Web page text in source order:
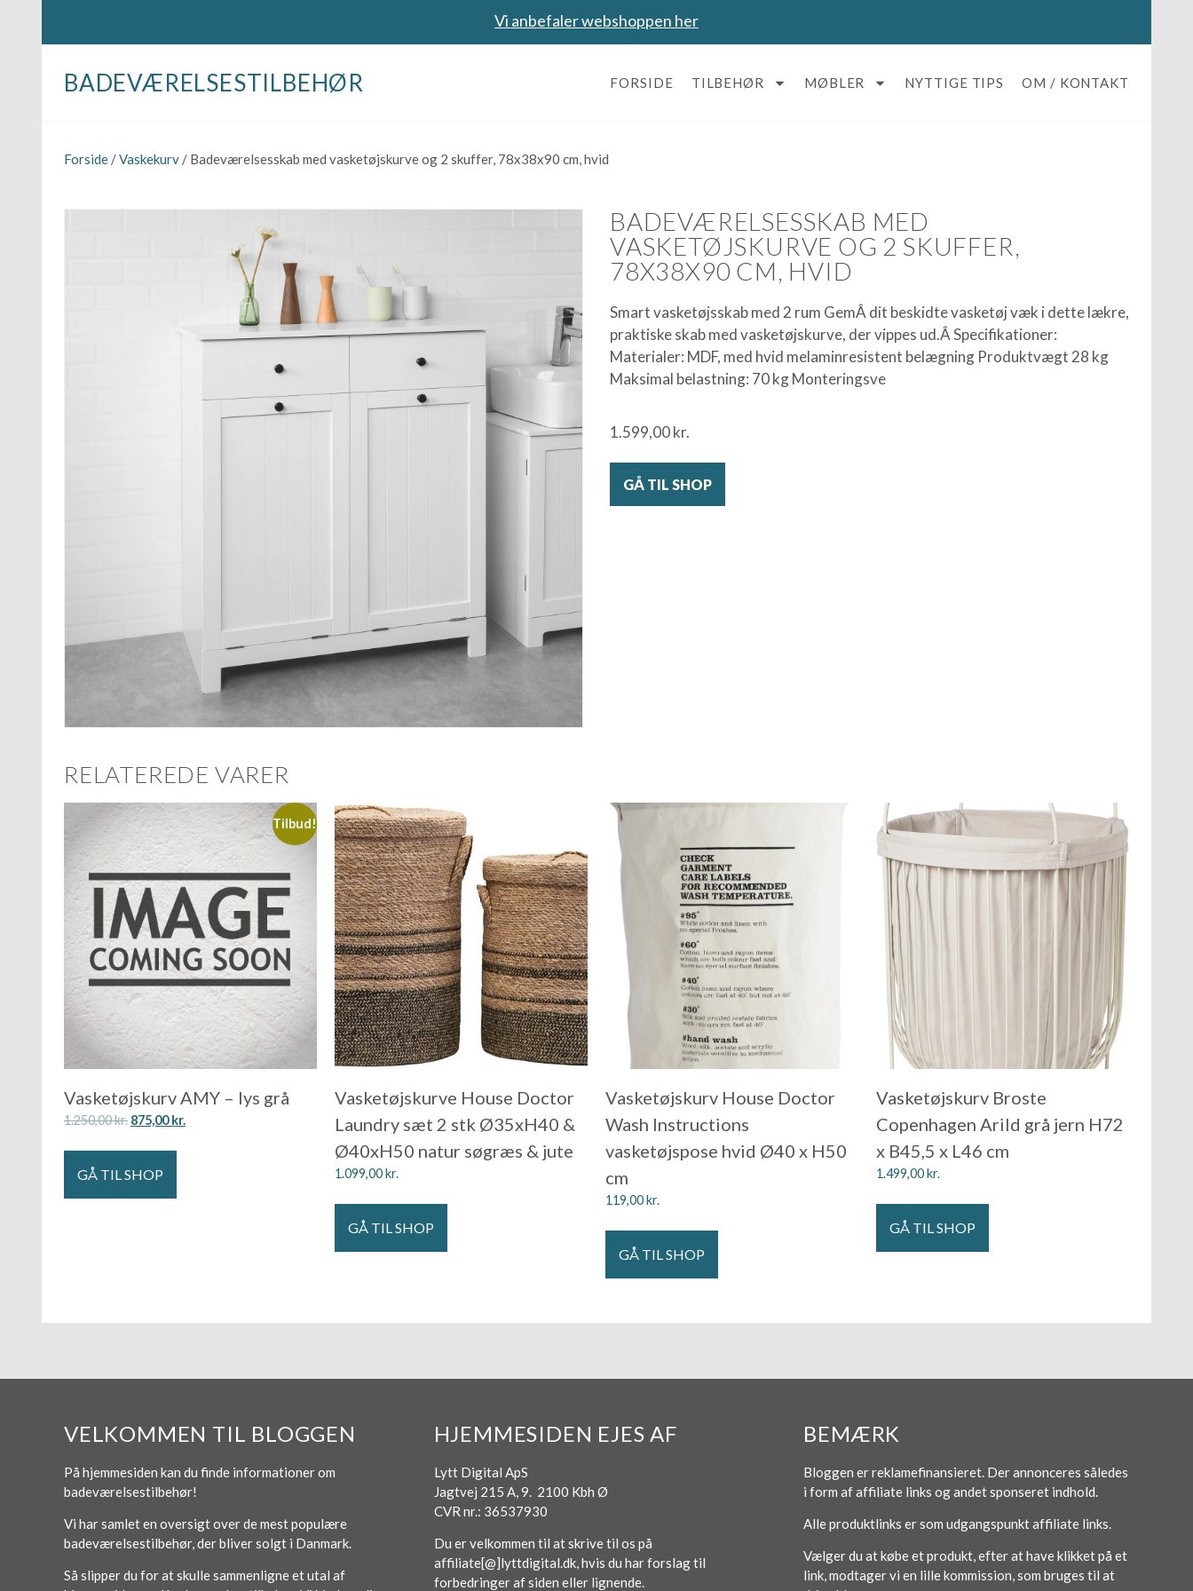
Vi anbefaler webshoppen her
BADEVÆRELSESTILBEHØR FORSIDE TILBEHØR MØBLER NYTTIGE TIPS OM / KONTAKT
Forside /Vaskekurv / Badeværelsesskab med vasketøjskurve og 2 skuffer, 78x38x90 cm, hvid
BADEVÆRELSESSKAB MED
VASKETØJSKURVE OG 2 SKUFFER,
78X38X90 CM, HVID
Smart vasketøjsskab med 2 rum GemÂ dit beskidte vasketøj væk i dette lækre,
praktiske skab med vasketøjskurve, der vippes ud.Â Specifikationer:
Materialer: MDF, med hvid melaminresistent belægning Produktvægt 28 kg
Maksimal belastning: 70 kg Monteringsve
1.599,00kr.
GÅ TIL SHOP
RELATEREDE VARER
Tilbud!
Vasketøjskurv AMY – lys grå
1.250,00kr. 875,00kr.
GÅ TIL SHOP
Vasketøjskurve House Doctor
Laundry sæt 2 stk Ø35xH40 &
Ø40xH50 natur søgræs & jute
1.099,00kr.
GÅ TIL SHOP
Vasketøjskurv House Doctor
Wash Instructions
vasketøjspose hvid Ø40 x H50
cm
119,00kr.
GÅ TIL SHOP
Vasketøjskurv Broste
Copenhagen Arild grå jern H72
x B45,5 x L46 cm
1.499,00kr.
GÅ TIL SHOP
VELKOMMEN TIL BLOGGEN
På hjemmesiden kan du finde informationer om
badeværelsestilbehør!
Vi har samlet en oversigt over de mest populære
badeværelsestilbehør, der bliver solgt i Danmark.
Så slipper du for at skulle sammenligne et utal af
HJEMMESIDEN EJES AF
Lytt Digital ApS
Jagtvej 215 A, 9. 2100 Kbh Ø
CVR nr.: 36537930
Du er velkommen til at skrive til os på
affiliate[@]lyttdigital.dk, hvis du har forslag til
forbedringer af siden eller lignende.
BEMÆRK
Bloggen er reklamefinansieret. Der annonceres således
i form af affiliate links og andet sponseret indhold.
Alle produktlinks er som udgangspunkt affiliate links.
Vælger du at købe et produkt, efter at have klikket på et
link, modtager vi en lille kommission, som bruges til at